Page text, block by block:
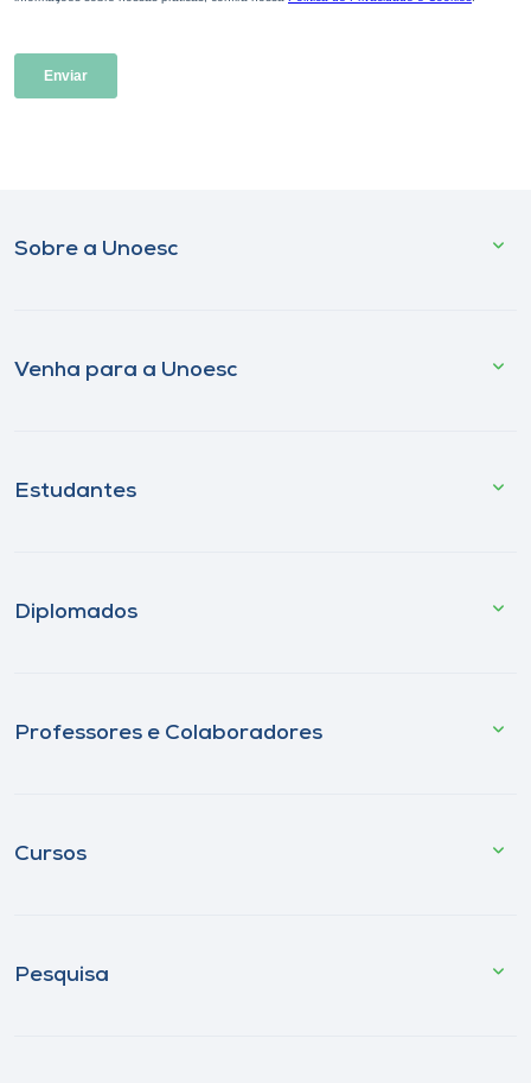
Sobre a Unoesc
Venha para a Unoesc
Estudantes
Diplomados
Professores e Colaboradores
Cursos
Pesquisa